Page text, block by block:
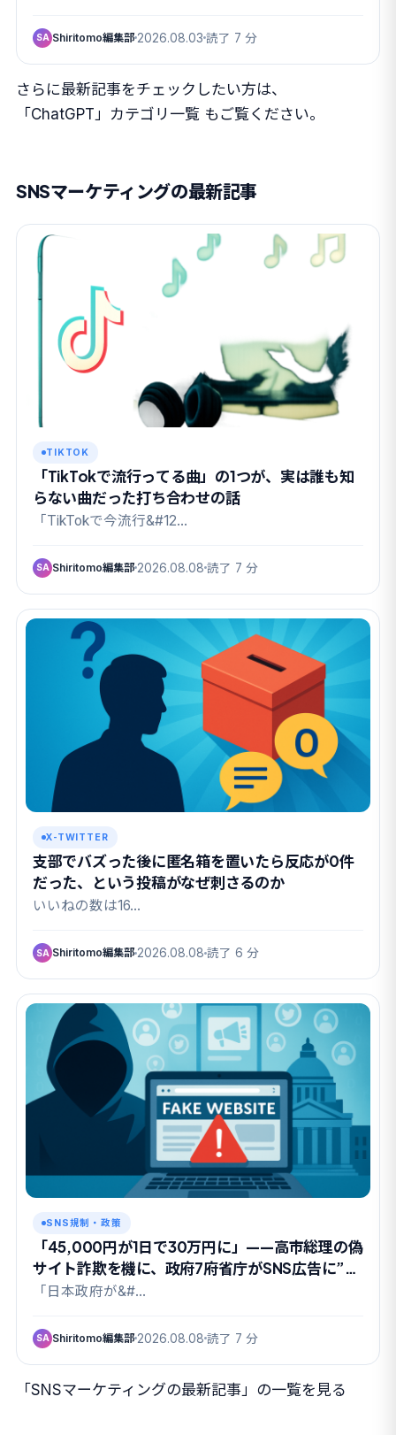
SA Shiritomo編集部 2026.08.03 読了 7 分
さらに最新記事をチェックしたい方は、
「ChatGPT」カテゴリ一覧 もご覧ください。
SNSマーケティングの最新記事
TIKTOK
「TikTokで流行ってる曲」の1つが、実は誰も知
らない曲だった打ち合わせの話
「TikTokで今流行&#12…
SA Shiritomo編集部 2026.08.08 読了 7 分
X-TWITTER
支部でバズった後に匿名箱を置いたら反応が0件
だった、という投稿がなぜ刺さるのか
いいねの数は16…
SA Shiritomo編集部 2026.08.08 読了 6 分
SNS規制・政策
「45,000円が1日で30万円に」——高市総理の偽
サイト詐欺を機に、政府7府省庁がSNS広告に”本
人確認”を要請
「日本政府が&#…
SA Shiritomo編集部 2026.08.08 読了 7 分
「SNSマーケティングの最新記事」の一覧を見る